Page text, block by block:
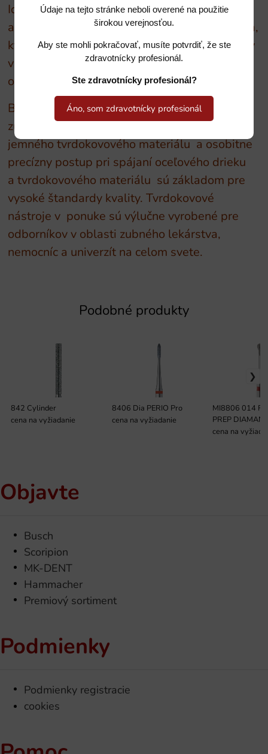
Údaje na tejto stránke neboli overené na použitie
širokou verejnosťou.
Aby ste mohli pokračovať, musíte potvrdiť, že ste
zdravotnícky profesionál.
Ste zdravotnícky profesionál?
Áno, som zdravotnícky profesionál
Ide o kombináciu najmenších pracovných častí
a štíhleho, dlhého krku diamantového nástroja,
ktorá umožňuje prácu cez tie najmenšie otvory
v rámci vrstvy skloviny, bez zbytočného
otvárania zdravej skloviny.
BUSCH - prvým výrobcom tvrdokovového
zubného nástroja v Nemecku. Použitie
jemného tvrdokovového materiálu a osobitne
precízny postup pri spájaní oceľového drieku
a tvrdokovového materiálu sú základom pre
vysoké štandardy kvality. Tvrdokovové
nástroje v ponuke sú výlučne vyrobené pre
odborníkov v oblasti zubného lekárstva,
nemocníc a univerzít na celom svete.
Podobné produkty
842 Cylinder
cena na vyžiadanie
8406 Dia PERIO Pro
cena na vyžiadanie
MI8806 014
PREP
cena na
Objavte
Busch
Scoripion
MK-DENT
Hammacher
Premiový sortiment
Podmienky
Podmienky registracie
cookies